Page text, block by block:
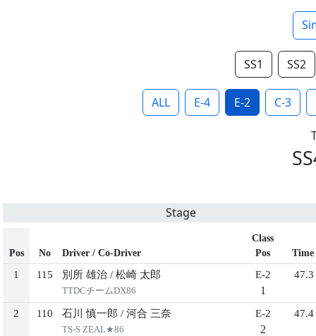
SS1 SS2
ALL E-4 E-2 C-3
Stage
Pos No Driver / Co-Driver
Class
Pos
Time
1 115 別所 雄治 / 松崎 太郎
TTDCチームDX86
E-2
1
47.3
2 110 石川 慎一郎 / 河合 三奈
TS-S ZEAL★86
E-2
2
47.4